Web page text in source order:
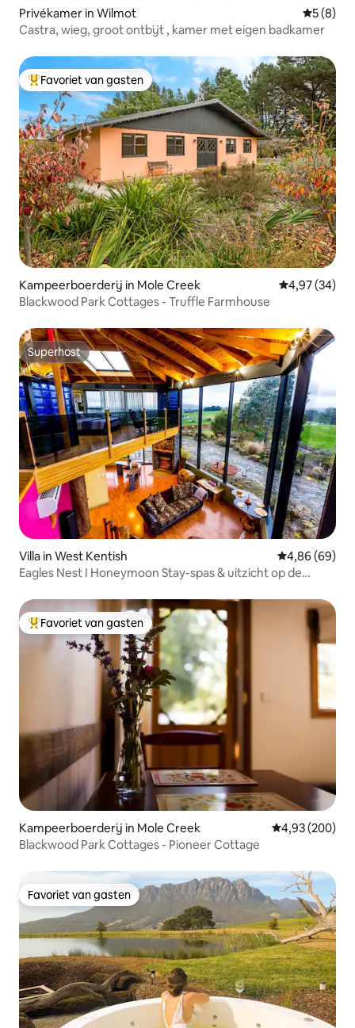
Privékamer in Wilmot
5 (8)
Castra, wieg, groot ontbijt , kamer met eigen badkamer
Topfavoriet van gasten
Favoriet van gasten
Kampeerboerderij in Mole Creek Gemiddelde
4,97 (34)
Blackwood Park Cottages - Truffle Farmhouse
Superhost
Superhost
Villa in West Kentish Gemiddelde
4,86 (69)
Eagles Nest I Honeymoon Stay-spas & uitzicht op de
Topfavoriet van gasten
Favoriet van gasten
Kampeerboerderij in Mole Creek Gemiddelde
4,93 (200)
Blackwood Park Cottages - Pioneer Cottage
Favoriet van gasten
Favoriet van gasten